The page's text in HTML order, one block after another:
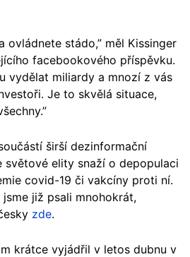
ovládnete stádo,” měl Kissinger
facebookového příspěvku.
vydělat miliardy a mnozí z vás
Je to skvělá situace,
širší dezinformační
světové elity snaží o depopulaci
covid-19 či vakcíny proti ní.
již psali mnohokrát,
zde.
krátce vyjádřil v letos dubnu v